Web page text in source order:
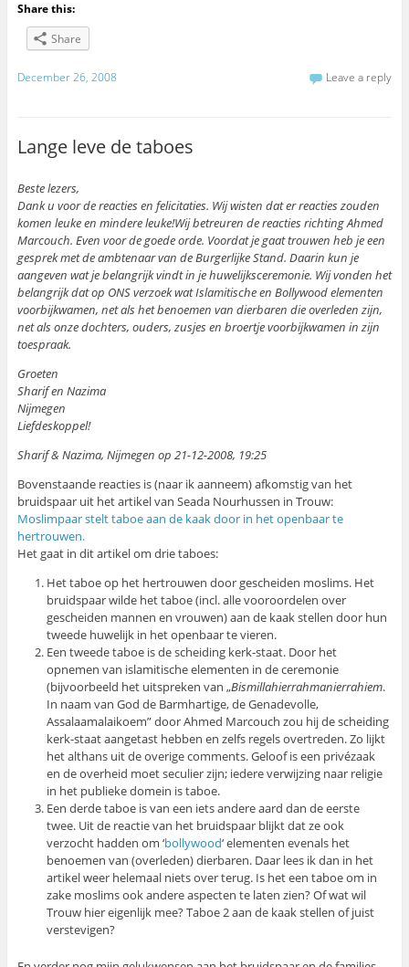
Share this:
Share
December 26, 2008 Leave a reply
Lange leve de taboes
Beste lezers,
Dank u voor de reacties en felicitaties. Wij wisten dat er reacties zouden
komen leuke en mindere leuke!Wij betreuren de reacties richting Ahmed
Marcouch. Even voor de goede orde. Voordat je gaat trouwen heb je een
gesprek met de ambtenaar van de Burgerlijke Stand. Daarin kun je
aangeven wat je belangrijk vindt in je huwelijksceremonie. Wij vonden het
belangrijk dat op ONS verzoek wat Islamitische en Bollywood elementen
voorbijkwamen, net als het benoemen van dierbaren die overleden zijn,
net als onze dochters, ouders, zusjes en broertje voorbijkwamen in zijn
toespraak.
Groeten
Sharif en Nazima
Nijmegen
Liefdeskoppel!
Sharif & Nazima, Nijmegen op 21-12-2008, 19:25
Bovenstaande reacties is (naar ik aanneem) afkomstig van het
bruidspaar uit het artikel van Seada Nourhussen in Trouw:
Moslimpaar stelt taboe aan de kaak door in het openbaar te
hertrouwen.
Het gaat in dit artikel om drie taboes:
Het taboe op het hertrouwen door gescheiden moslims. Het
bruidspaar wilde het taboe (incl. alle vooroordelen over
gescheiden mannen en vrouwen) aan de kaak stellen door hun
tweede huwelijk in het openbaar te vieren.
Een tweede taboe is de scheiding kerk-staat. Door het
opnemen van islamitische elementen in de ceremonie
(bijvoorbeeld het uitspreken van „Bismillahierrahmanierrahiem.
In naam van God de Barmhartige, de Genadevolle,
Assalaamalaikoem” door Ahmed Marcouch zou hij de scheiding
kerk-staat aangetast hebben en zelfs regels overtreden. Zo lijkt
het althans uit de overige comments. Geloof is een privézaak
en de overheid moet seculier zijn; iedere verwijzing naar religie
in het publieke domein is taboe.
Een derde taboe is van een iets andere aard dan de eerste
twee. Uit de reactie van het bruidspaar blijkt dat ze ook
verzocht hadden om ‘bollywood‘ elementen evenals het
benoemen van (overleden) dierbaren. Daar lees ik dan in het
artikel weer helemaal niets over terug. Is het een taboe om in
zake moslims ook andere aspecten te laten zien? Of wat wil
Trouw hier eigenlijk mee? Taboe 2 aan de kaak stellen of juist
verstevigen?